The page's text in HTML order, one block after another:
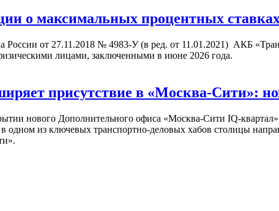
о максимальных процентных ставках
России от 27.11.2018 № 4983-У (в ред. от 11.01.2021) АКБ
лицами, заключенными в июне 2026 года.
присутствие в «Москва-Сити»:
нового Дополнительного офиса «Москва-Сити IQ-
одном из ключевых транспортно-деловых хабов столицы